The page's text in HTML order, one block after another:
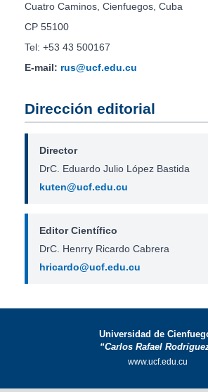
Cuatro Caminos, Cienfuegos, Cuba
CP 55100
Tel: +53 43 500167
E-mail: rus@ucf.edu.cu
Dirección editorial
Director
DrC. Eduardo Julio López Bastida
kuten@ucf.edu.cu
Editor Científico
DrC. Henrry Ricardo Cabrera
hricardo@ucf.edu.cu
Universidad de
“Carlos Rafael
www.ucf.edu.cu